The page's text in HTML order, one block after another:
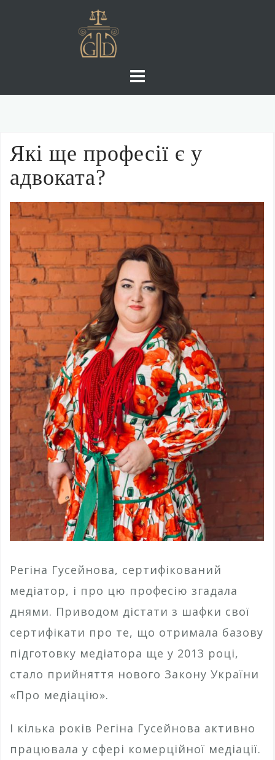
Які ще професії є у
адвоката?
Регіна Гусейнова, сертифікований
медіатор, і про цю професію згадала
днями. Приводом дістати з шафки свої
сертифікати про те, що отримала базову
підготовку медіатора ще у 2013 році,
стало прийняття нового Закону України
«Про медіацію».
І кілька років Регіна Гусейнова активно
працювала у сфері комерційної медіації.